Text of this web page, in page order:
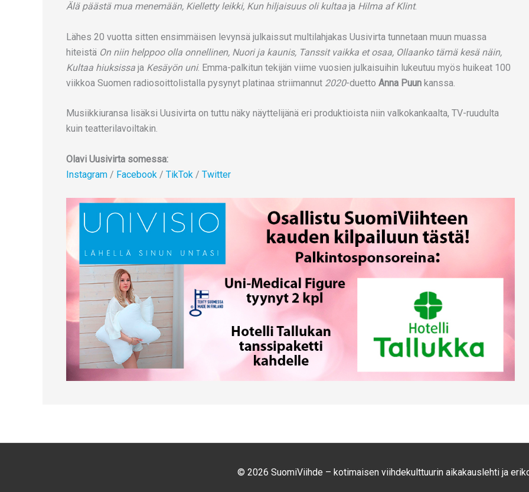
Älä päästä mua menemään, Kielletty leikki, Kun hiljaisuus oli kultaa ja Hilma af Klint.
Lähes 20 vuotta sitten ensimmäisen levynsä julkaissut multilahjakas Uusivirta tunnetaan muun muassa
hiteistä On niin helppoo olla onnellinen, Nuori ja kaunis, Tanssit vaikka et osaa, Ollaanko tämä kesä näin,
Kultaa hiuksissa ja Kesäyön uni. Emma-palkitun tekijän viime vuosien julkaisuihin lukeutuu myös huikeat 100
viikkoa Suomen radiosoittolistalla pysynyt platinaa striimannut 2020-duetto Anna Puun kanssa.
Musiikkiuransa lisäksi Uusivirta on tuttu näky näyttelijänä eri produktioista niin valkokankaalta, TV-ruudulta
kuin teatterilavoiltakin.
Olavi Uusivirta somessa:
Instagram / Facebook / TikTok / Twitter
© 2026 SuomiViihde – kotimaisen viihdekulttuurin aikakauslehti ja